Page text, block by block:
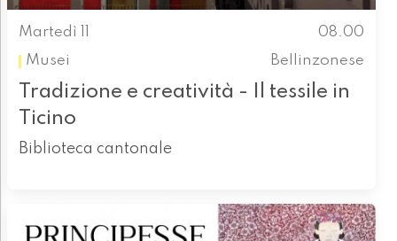
Martedì 11
08.00
Musei
Bellinzonese
Tradizione e creatività - Il tessile in
Ticino
Biblioteca cantonale